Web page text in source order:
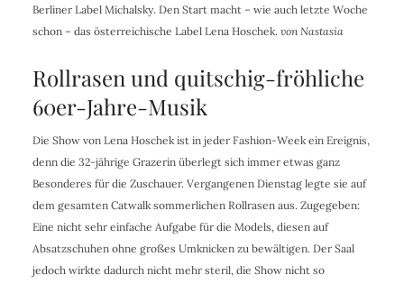
Berliner Label Michalsky. Den Start macht – wie auch letzte Woche
schon – das österreichische Label Lena Hoschek. von Nastasia
Rollrasen und quitschig-fröhliche
60er-Jahre-Musik
Die Show von Lena Hoschek ist in jeder Fashion-Week ein Ereignis,
denn die 32-jährige Grazerin überlegt sich immer etwas ganz
Besonderes für die Zuschauer. Vergangenen Dienstag legte sie auf
dem gesamten Catwalk sommerlichen Rollrasen aus. Zugegeben:
Eine nicht sehr einfache Aufgabe für die Models, diesen auf
Absatzschuhen ohne großes Umknicken zu bewältigen. Der Saal
jedoch wirkte dadurch nicht mehr steril, die Show nicht so